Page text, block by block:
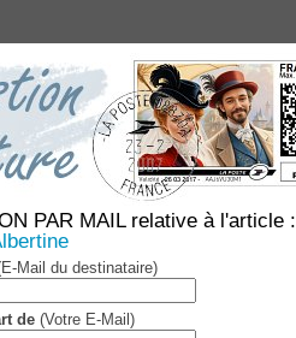
PAR MAIL relative à l'article :
Mail du destinataire)
de(Votre E-Mail)